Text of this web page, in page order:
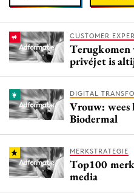
CUSTOMER
Terugkomen
privéjet is
DIGITAL
Vrouw: wees
Biodermal
MERKSTRATEGIE
Top100
media